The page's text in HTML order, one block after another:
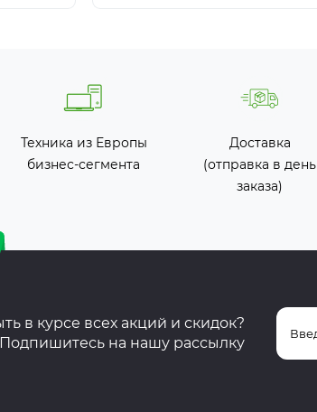
Техника из Европы
бизнес-сегмента
Доставка
(отправка в день
заказа)
в курсе всех акций и скидок?
Подпишитесь на нашу рассылку